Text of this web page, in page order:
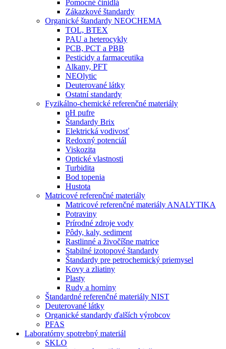
Pomocné činidlá
Zákazkové štandardy
Organické štandardy NEOCHEMA
TOL, BTEX
PAU a heterocykly
PCB, PCT a PBB
Pesticidy a farmaceutika
Alkany, PFT
NEOlytic
Deuterované látky
Ostatní standardy
Fyzikálno-chemické referenčné materiály
pH pufre
Štandardy Brix
Elektrická vodivosť
Redoxný potenciál
Viskozita
Optické vlastnosti
Turbidita
Bod topenia
Hustota
Matricové referenčné materiály
Matricové referenčné materiály ANALYTIKA
Potraviny
Prírodné zdroje vody
Pôdy, kaly, sediment
Rastlinné a živočíšne matrice
Stabilné izotopové štandardy
Štandardy pre petrochemický priemysel
Kovy a zliatiny
Plasty
Rudy a horniny
Štandardné referenčné materiály NIST
Deuterované látky
Organické standardy ďalších výrobcov
PFAS
Laboratórny spotrebný materiál
SKLO